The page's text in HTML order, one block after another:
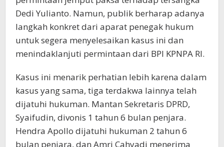
Dedi Yulianto. Namun, publik berharap adanya
langkah konkret dari aparat penegak hukum
untuk segera menyelesaikan kasus ini dan
menindaklanjuti permintaan dari BPI KPNPA RI.
Kasus ini menarik perhatian lebih karena dalam
kasus yang sama, tiga terdakwa lainnya telah
dijatuhi hukuman. Mantan Sekretaris DPRD,
Syaifudin, divonis 1 tahun 6 bulan penjara.
Hendra Apollo dijatuhi hukuman 2 tahun 6
bulan penjara, dan Amri Cahyadi menerima